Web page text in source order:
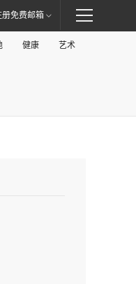
册免费邮箱
健康 艺术